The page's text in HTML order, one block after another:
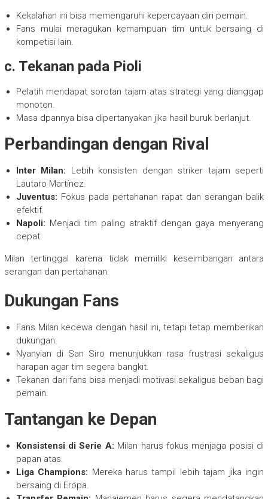
Kekalahan ini bisa memengaruhi kepercayaan diri pemain.
Fans mulai meragukan kemampuan tim untuk bersaing di
kompetisi lain.
c. Tekanan pada Pioli
Pelatih mendapat sorotan tajam atas strategi yang dianggap
monoton.
Masa dpannya bisa dipertanyakan jika hasil buruk berlanjut.
Perbandingan dengan Rival
Inter Milan: Lebih konsisten dengan striker tajam seperti
Lautaro Martínez.
Juventus: Fokus pada pertahanan rapat dan serangan balik
efektif.
Napoli: Menjadi tim paling atraktif dengan gaya menyerang
cepat.
Milan tertinggal karena tidak memiliki keseimbangan antara
serangan dan pertahanan.
Dukungan Fans
Fans Milan kecewa dengan hasil ini, tetapi tetap memberikan
dukungan.
Nyanyian di San Siro menunjukkan rasa frustrasi sekaligus
harapan agar tim segera bangkit.
Tekanan dari fans bisa menjadi motivasi sekaligus beban bagi
pemain.
Tantangan ke Depan
Konsistensi di Serie A: Milan harus fokus menjaga posisi di
papan atas.
Liga Champions: Mereka harus tampil lebih tajam jika ingin
bersaing di Eropa.